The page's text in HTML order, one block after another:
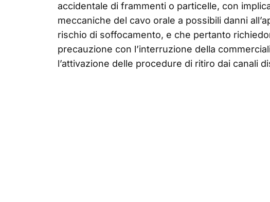
accidentale di frammenti o particelle, con
meccaniche del cavo orale a possibili danni
rischio di soffocamento, e che pertanto
precauzione con l’interruzione della
l’attivazione delle procedure di ritiro dai canali